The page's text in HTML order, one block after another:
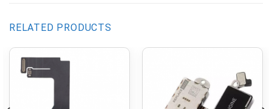
RELATED PRODUCTS